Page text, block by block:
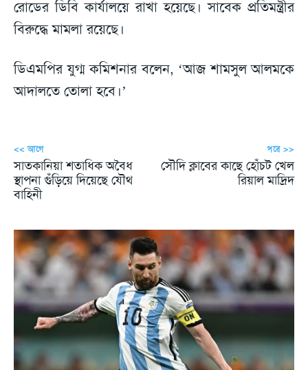
রোডের ডিবি কার্যালয়ে রাখা হয়েছে। সাবেক প্রতিমন্ত্রীর
বিরুদ্ধে মামলা রয়েছে।
ডিএমপির যুগ্ম কমিশনার বলেন, ‘আজ শামসুল আলমকে
আদালতে তোলা হবে।’
<< আগে
সাতকানিয়া শতাধিক অবৈধ
স্থাপনা গুঁড়িয়ে দিয়েছে যৌথ
বাহিনী
পরে >>
সৌদি ক্লাবের কাছে হোঁচট খেল
রিয়াল মাদ্রিদ